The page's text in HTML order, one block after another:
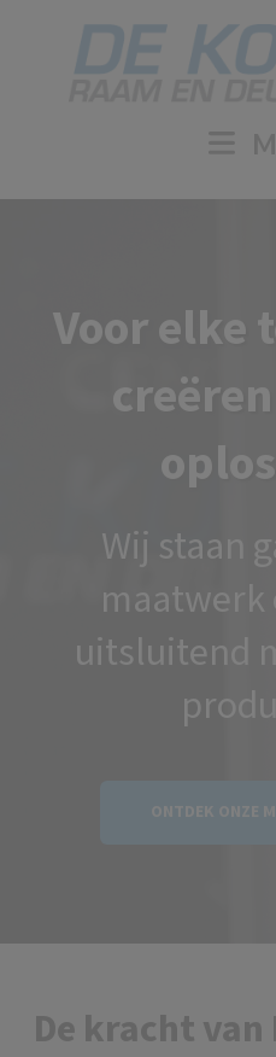
Voor elke
Wij staan
maatwerk
uitsluitend
De kracht van